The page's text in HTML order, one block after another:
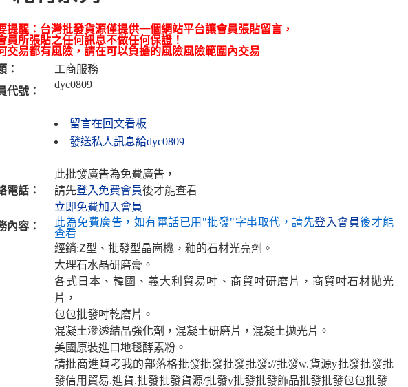
提醒：台灣批發貨源僅提供一個網站平台讓會員張貼留言，
員所張貼之任何訊息不做任何保證！
交易都有風險，請在可以負擔的風險風險範圍內交易
：
工商服務
代號：
dyc0809
留言在回文看板
發送私人訊息給dyc0809
電話：
此批發廣告為免費廣告，
請先登入免費會員後才能查看
立即免費加入會員
內容：
此為免費廣告，如有電話已用"批發"字串取代，請先登入會員後才能
查看
經銷:Z型、批發型晶崗機，釉的石材光亮劑。
大理石水晶研磨膏。
各式日本、韓國、義大利貿易吋、商貿吋研磨片，商貿吋石材拋光
片，
包包批發吋乾磨片。
混凝土滲透結晶強化劑，混凝土研磨片，混凝土拋光片。
美國原裝進口地毯酵素粉。
請批商進貨考我的部落格批發批發批發批發://批發w.貨源y批發批發批
發信用貿易.進貨.批發批發貨源/批發y批發批發飾品批發批發包包批發